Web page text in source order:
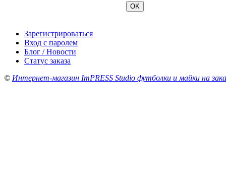
Зарегистрироваться
Вход с паролем
Блог / Новости
Статус заказа
© Интернет-магазин ImPRESS Studio футболки и майки на